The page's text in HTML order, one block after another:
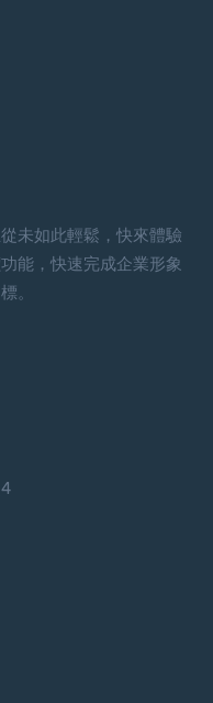
未如此輕鬆，快來體驗
能，快速完成企業形象
。